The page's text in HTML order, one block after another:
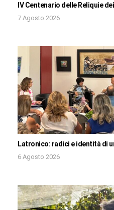
IV Centenario delle Reliquie
7 Agosto 2026
Latronico: radici e identità di
6 Agosto 2026